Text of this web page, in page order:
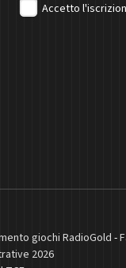
Accetto
giochi RadioGold-
2026